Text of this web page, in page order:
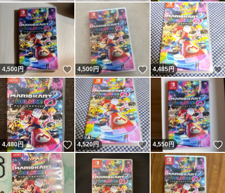
4,500円 いいね！
4,500円 いいね！
4,485円
4,480円 いいね！
4,520円 いいね！
4,550円